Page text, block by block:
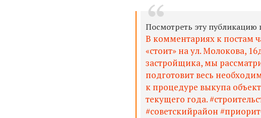
Посмотреть эту публикацию
В комментариях к постам
«стоит» на ул. Молокова,
застройщика, мы
подготовит весь
к процедуре выкупа
текущего года.
#советскийрайон